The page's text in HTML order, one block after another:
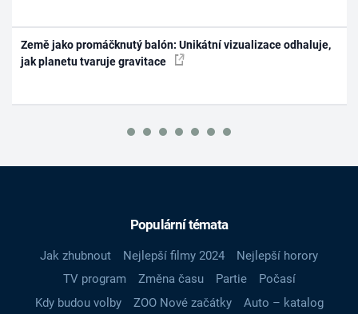
Země jako promáčknutý balón: Unikátní vizualizace odhaluje,
jak planetu tvaruje gravitace
Populární témata
Jak zhubnout Nejlepší filmy 2024
Nejlepší horory
TV program
Změna času Partie
Počasí
Kdy budou volby
ZOO Nové začátky
Auto – katalog